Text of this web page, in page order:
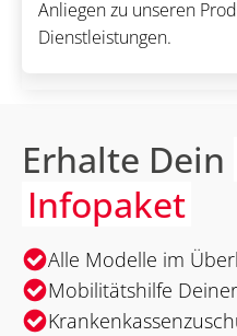
Anliegen zu unseren
Dienstleistungen.
Erhalte Dein
Infopaket
Alle Modelle im
Mobilitätshilfe